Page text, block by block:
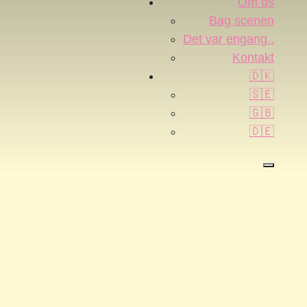
Bag scenen
Det var engang..
Kontakt
🇩🇰
🇸🇪
🇬🇧
🇩🇪